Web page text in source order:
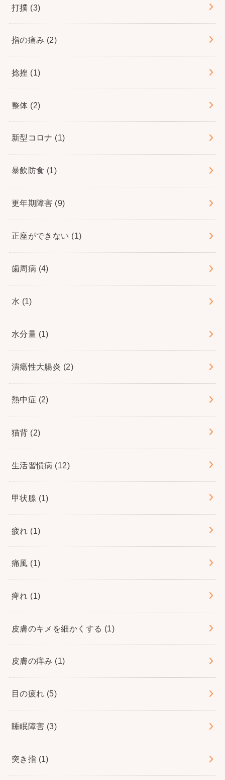
打撲 (3)
指の痛み (2)
捻挫 (1)
整体 (2)
新型コロナ (1)
暴飲防食 (1)
更年期障害 (9)
正座ができない (1)
歯周病 (4)
水 (1)
水分量 (1)
潰瘍性大腸炎 (2)
熱中症 (2)
猫背 (2)
生活習慣病 (12)
甲状腺 (1)
疲れ (1)
痛風 (1)
痺れ (1)
皮膚のキメを細かくする (1)
皮膚の痒み (1)
目の疲れ (5)
睡眠障害 (3)
突き指 (1)